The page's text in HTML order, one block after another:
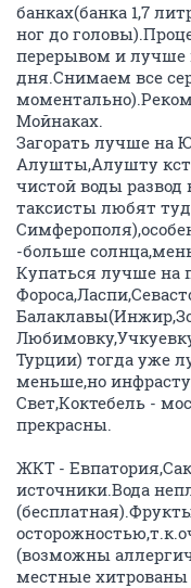
банках(банка 1,7
ног до
перерывом и лучше
дня.Снимаем все
Мойнаках.
Загорать лучше на
Алушты,Алушту
чистой воды
таксисты любят
-больше
Купаться лучше на
Турции) тогда уже
меньше,но
Свет,Коктебель -
прекрасны.
ЖКТ -
источники.Вода
(возможны
местные